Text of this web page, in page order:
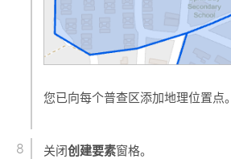
您已向每个普查区添加地理位置点。
关闭创建要素窗格。